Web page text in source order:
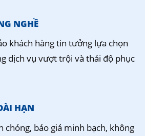
NGHỀ
khách hàng tin tưởng lựa chọn
dịch vụ vượt trội và thái độ phục
HẠN
chóng, báo giá minh bạch, không